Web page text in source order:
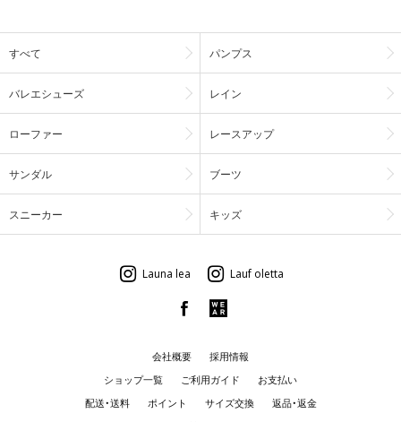
すべて パンプス
バレエシューズ レイン
ローファー レースアップ
サンダル ブーツ
スニーカー キッズ
Launa lea Lauf oletta
会社概要
採用情報
ショップ一覧
ご利用ガイド
お支払い
配送・送料
ポイント サイズ交換
返品・返金